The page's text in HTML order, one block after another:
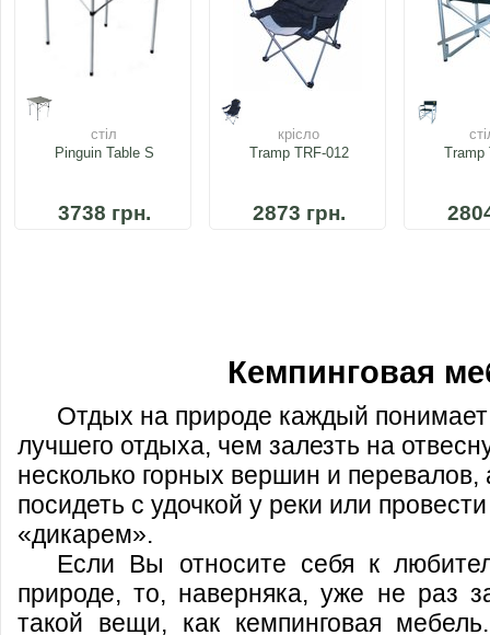
стіл
Pinguin Table S
3738 грн.
крісло
Tramp TRF-012
2873 грн.
Tramp
Кемпинговая
Отдых на природе каждый
лучшего отдыха, чем залезть на
несколько горных вершин и перевалов,
посидеть с удочкой у реки или
«дикарем».
Если Вы относите себя к
природе, то, наверняка, уже не раз
такой вещи, как кемпинговая